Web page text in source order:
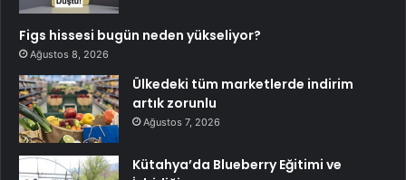
Figs hissesi bugün neden yükseliyor?
Ağustos 8, 2026
Ülkedeki tüm marketlerde indirim
artık zorunlu
Ağustos 7, 2026
Kütahya’da Blueberry Eğitimi ve